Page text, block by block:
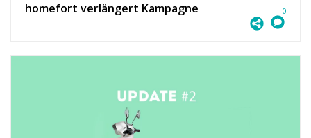
homefort verlängert Kampagne 0